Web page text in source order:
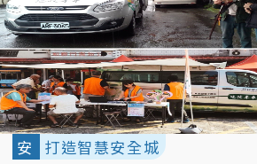
安 打造智慧安全城